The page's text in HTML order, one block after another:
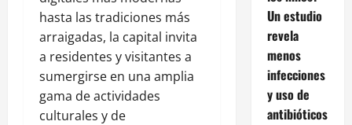
hasta las tradiciones más
arraigadas, la capital invita
a residentes y visitantes a
sumergirse en una amplia
gama de actividades
culturales y de
Un estudio
revela
menos
infecciones
y uso de
antibióticos